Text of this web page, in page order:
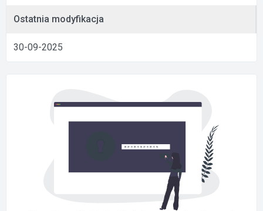
Ostatnia modyfikacja
30-09-2025